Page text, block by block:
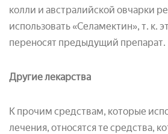
колли и австралийской овчарки
использовать «Селамектин», т. к.
переносят предыдущий препарат.
Другие лекарства
К прочим средствам, которые
лечения, относятся те средства,